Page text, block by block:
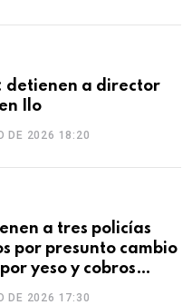
detienen a director
Ilo
DE 2026 18:20
a tres policías
por presunto cambio
yeso y cobros
DE 2026 17:30